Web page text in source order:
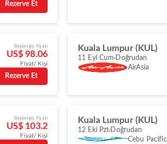
Rezerve Et
Başlangıç fiyatı
US$ 98.06
Fiyat/ Kişi
Rezerve Et
Kuala Lumpur (KUL)
11 Eyl Cum Doğrudan
AirAsia
Başlangıç fiyatı
US$ 103.2
Fiyat/ Kişi
Kuala Lumpur (KUL)
12 Eki Pzt Doğrudan
Cebu Pacific